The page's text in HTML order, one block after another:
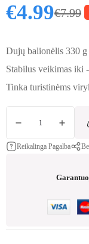
€7.99
Original
€4.99
Current
Dujų balionėlis 330 g
Stabilus veikimas iki
Tinka turistinėms
Reikalinga Pagalba